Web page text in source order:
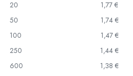
20
1,77 €
50
1,74 €
100
1,47 €
250
1,44 €
600
1,38 €